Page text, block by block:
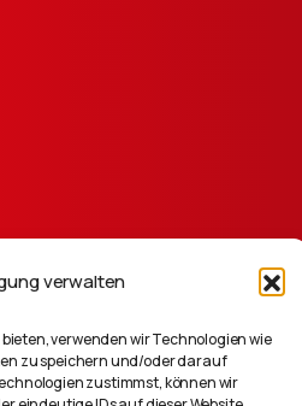
verwalten
verwenden wir Technologien wie
zu speichern und/oder darauf
zustimmst, können wir